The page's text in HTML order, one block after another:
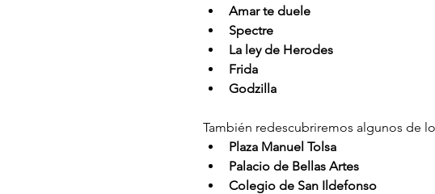
Amar te duele
Spectre
La ley de Herodes
Frida
Godzilla
También redescubriremos algunos de
Plaza Manuel Tolsa
Palacio de Bellas Artes
Colegio de San Ildefonso